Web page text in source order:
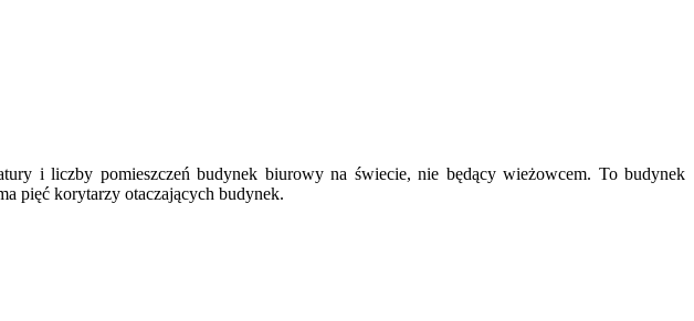
i liczby pomieszczeń budynek biurowy na świecie, nie będący wieżowcem. To budynek
pięć korytarzy otaczających budynek.